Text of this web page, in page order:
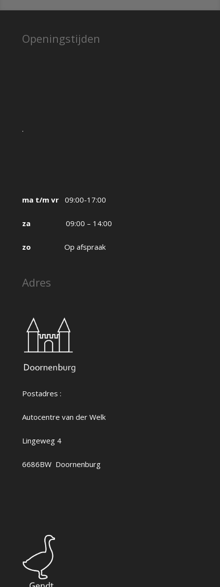
Openingstijden
.
ma t/m vr09:00-17:00
za 09:00 – 14:00
zo Op afspraak
Adres
Postadres :
Autocentre van der Welk
Lingeweg 4
6686BW Doornenburg